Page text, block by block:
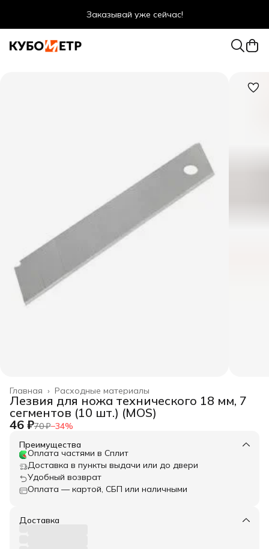
Заказывай уже сейчас!
Оптовые цены даже для физ. лиц
Расходные материалы
Главная ›
Лезвия для ножа технического 18 мм, 7
сегментов (10 шт.) (MOS)
46 ₽70 ₽−34%
Преимущества
Оплата частями в Сплит
Доставка в пункты выдачи или до двери
Удобный возврат
Оплата — картой, СБП или наличными
Доставка